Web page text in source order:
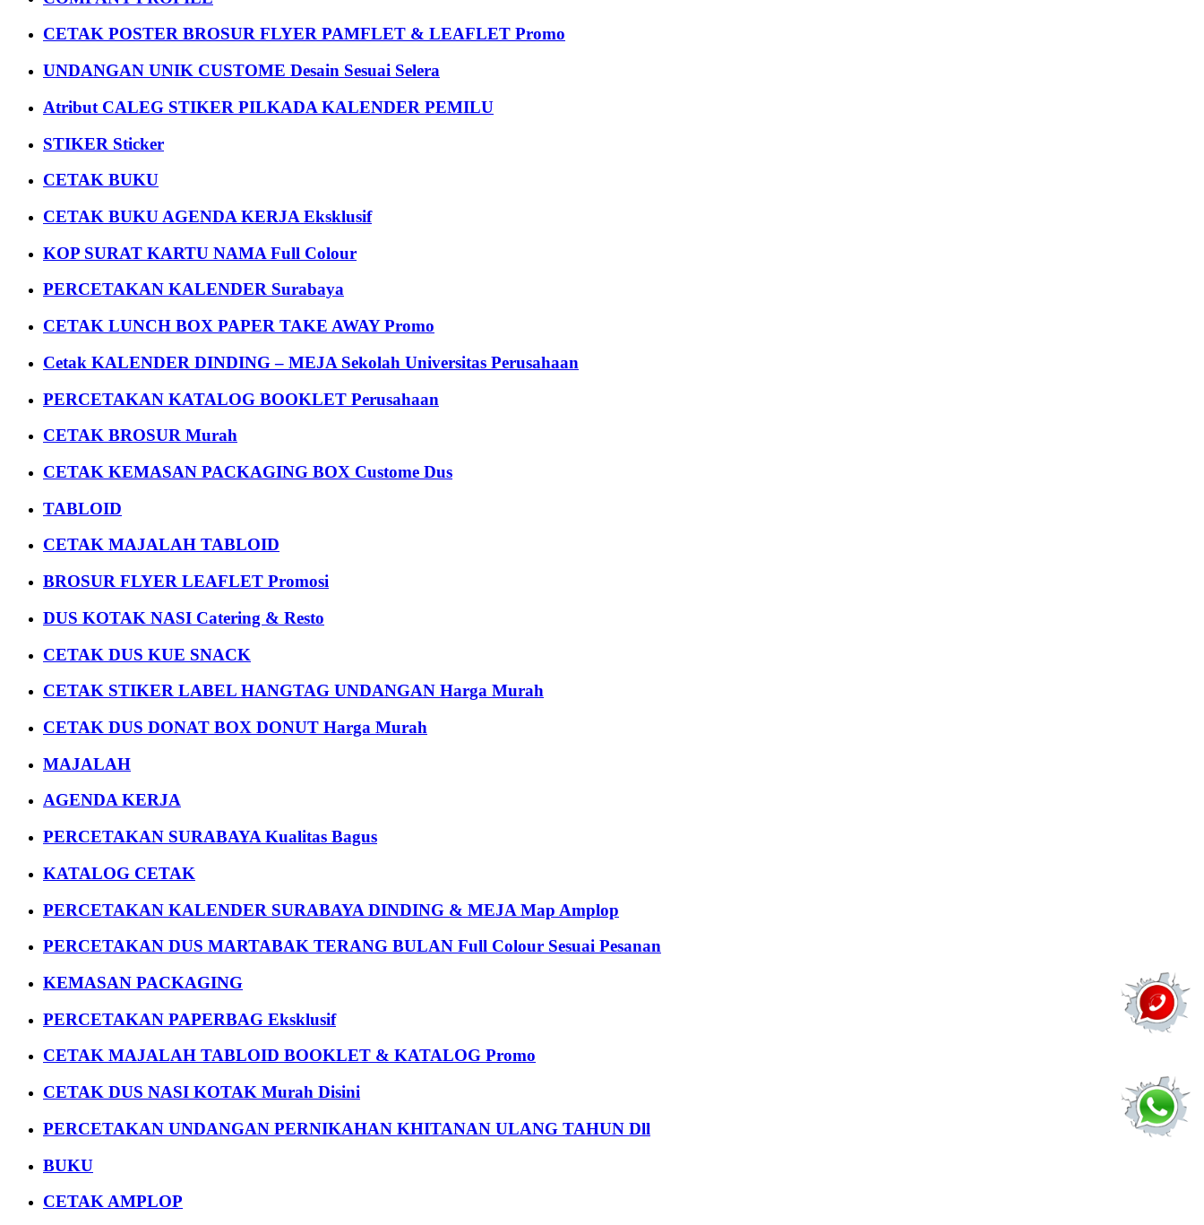
CETAK POSTER BROSUR FLYER PAMFLET & LEAFLET Promo
UNDANGAN UNIK CUSTOME Desain Sesuai Selera
Atribut CALEG STIKER PILKADA KALENDER PEMILU
STIKER Sticker
CETAK BUKU
CETAK BUKU AGENDA KERJA Eksklusif
KOP SURAT KARTU NAMA Full Colour
PERCETAKAN KALENDER Surabaya
CETAK LUNCH BOX PAPER TAKE AWAY Promo
Cetak KALENDER DINDING – MEJA Sekolah Universitas Perusahaan
PERCETAKAN KATALOG BOOKLET Perusahaan
CETAK BROSUR Murah
CETAK KEMASAN PACKAGING BOX Custome Dus
TABLOID
CETAK MAJALAH TABLOID
BROSUR FLYER LEAFLET Promosi
DUS KOTAK NASI Catering & Resto
CETAK DUS KUE SNACK
CETAK STIKER LABEL HANGTAG UNDANGAN Harga Murah
CETAK DUS DONAT BOX DONUT Harga Murah
MAJALAH
AGENDA KERJA
PERCETAKAN SURABAYA Kualitas Bagus
KATALOG CETAK
PERCETAKAN KALENDER SURABAYA DINDING & MEJA Map Amplop
PERCETAKAN DUS MARTABAK TERANG BULAN Full Colour Sesuai Pesanan
KEMASAN PACKAGING
PERCETAKAN PAPERBAG Eksklusif
CETAK MAJALAH TABLOID BOOKLET & KATALOG Promo
CETAK DUS NASI KOTAK Murah Disini
PERCETAKAN UNDANGAN PERNIKAHAN KHITANAN ULANG TAHUN Dll
BUKU
CETAK AMPLOP